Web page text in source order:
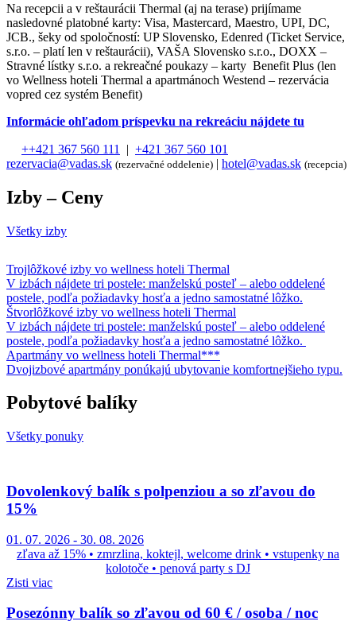
Na recepcii a v reštaurácii Thermal (aj na terase) prijímame
nasledovné platobné karty: Visa, Mastercard, Maestro, UPI, DC,
JCB., šeky od spoločností: UP Slovensko, Edenred (Ticket Service,
s.r.o. – platí len v reštaurácii), VAŠA Slovensko s.r.o., DOXX –
Stravné lístky s.r.o. a rekreačné poukazy – karty Benefit Plus (len
vo Wellness hoteli Thermal a apartmánoch Westend – rezervácia
vopred cez systém Benefit)
Informácie ohľadom príspevku na rekreáciu nájdete tu
++421 367 560 111 | +421 367 560 101
rezervacia@vadas.sk (rezervačné oddelenie) | hotel@vadas.sk (recepcia)
Izby – Ceny
Všetky izby
Trojlôžkové izby vo wellness hoteli Thermal
V izbách nájdete tri postele: manželskú posteľ – alebo oddelené
postele, podľa požiadavky hosťa a jedno samostatné lôžko.
Štvorlôžkové izby vo wellness hoteli Thermal
V izbách nájdete tri postele: manželskú posteľ – alebo oddelené
postele, podľa požiadavky hosťa a jedno samostatné lôžko.
Apartmány vo wellness hoteli Thermal***
Dvojizbové apartmány ponúkajú ubytovanie komfortnejšieho typu.
Pobytové balíky
Všetky ponuky
Dovolenkový balík s polpenziou a so zľavou do
15%
01. 07. 2026 - 30. 08. 2026
zľava až 15% • zmrzlina, koktejl, welcome drink • vstupenky na
kolotoče • penová party s DJ
Zisti viac
Posezónny balík so zľavou od 60 € / osoba / noc